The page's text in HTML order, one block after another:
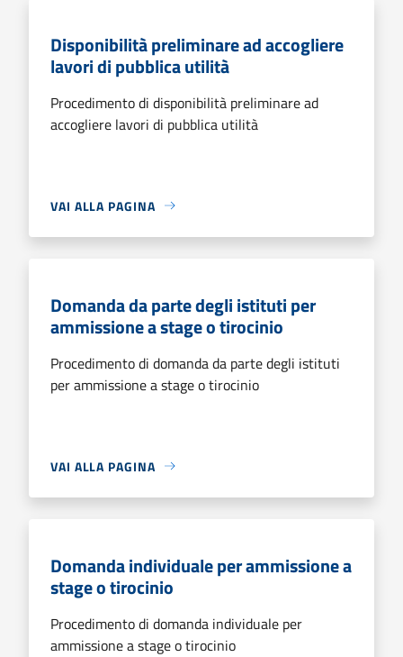
Disponibilità preliminare ad accogliere
lavori di pubblica utilità
Procedimento di disponibilità preliminare ad
accogliere lavori di pubblica utilità
VAI ALLA PAGINA
Domanda da parte degli istituti per
ammissione a stage o tirocinio
Procedimento di domanda da parte degli istituti
per ammissione a stage o tirocinio
VAI ALLA PAGINA
Domanda individuale per ammissione a
stage o tirocinio
Procedimento di domanda individuale per
ammissione a stage o tirocinio